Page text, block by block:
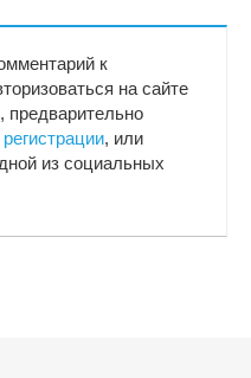
к
на сайте
предварительно
регистрации, или
из социальных